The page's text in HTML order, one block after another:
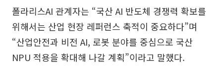
폴라리스AI 관계자는 “국산 AI 반도체 경쟁력 확보를
위해서는 산업 현장 레퍼런스 축적이 중요하다”며
“산업안전과 비전 AI, 로봇 분야를 중심으로 국산
NPU 적용을 확대해 나갈 계획”이라고 말했다.